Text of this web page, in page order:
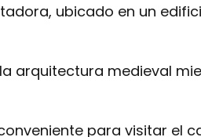
ubicado en un
arquitectura medieval
para visitar el